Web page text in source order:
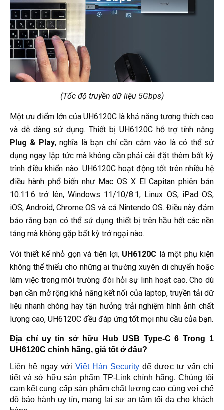
(Tốc độ truyền dữ liệu 5Gbps)
Một ưu điểm lớn của UH6120C là khả năng tương thích cao
và dễ dàng sử dụng. Thiết bị UH6120C hỗ trợ tính năng
Plug & Play, nghĩa là bạn chỉ cần cắm vào là có thể sử
dụng ngay lập tức mà không cần phải cài đặt thêm bất kỳ
trình điều khiển nào. UH6120C hoạt động tốt trên nhiều hệ
điều hành phổ biến như Mac OS X El Capitan phiên bản
10.11.6 trở lên, Windows 11/10/8.1, Linux OS, iPad OS,
iOS, Android, Chrome OS và cả Nintendo OS. Điều này đảm
bảo rằng bạn có thể sử dụng thiết bị trên hầu hết các nền
tảng mà không gặp bất kỳ trở ngại nào.
Với thiết kế nhỏ gọn và tiện lợi, UH6120C là một phụ kiện
không thể thiếu cho những ai thường xuyên di chuyển hoặc
làm việc trong môi trường đòi hỏi sự linh hoạt cao. Cho dù
bạn cần mở rộng khả năng kết nối của laptop, truyền tải dữ
liệu nhanh chóng hay tận hưởng trải nghiệm hình ảnh chất
lượng cao, UH6120C đều đáp ứng tốt mọi nhu cầu của bạn.
Địa chỉ uy tín sở hữu Hub USB Type-C 6 Trong 1
UH6120C chính hãng, giá tốt ở đâu?
Liên hệ ngay với Việt Hàn Security để được tư vấn chi
tiết và sở hữu sản phẩm TP-Link chính hãng. Chúng tôi
cam kết cung cấp sản phẩm chất lượng cao cùng vơi chế
độ bảo hành uy tín, mang lại sự an tâm tối đa cho khách